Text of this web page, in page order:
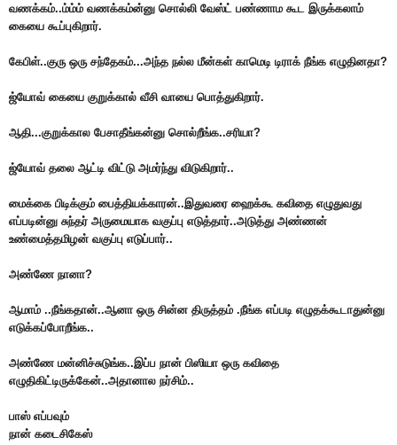
வணக்கம்..ம்ம்ம் வணக்கம்ன்னு சொல்லி வேஸ்ட் பண்ணாம கூட இருக்கலாம்
கையை கூப்புகிறார்.
கேபிள்..குரு ஒரு சந்தேகம்...அந்த நல்ல மீன்கள் காமெடி டிராக் நீங்க எழுதினதா?
ஜ்யோவ் கையை குறுக்கால் வீசி வாயை பொத்துகிறார்.
ஆதி...குறுக்கால பேசாதீங்கன்னு சொல்றீங்க..சரியா?
ஜ்யோவ் தலை ஆட்டி விட்டு அமர்ந்து விடுகிறார்..
மைக்கை பிடிக்கும் பைத்தியக்காரன்..இதுவரை ஹைக்கூ கவிதை எழுதுவது
எப்படின்னு சுந்தர் அருமையாக வகுப்பு எடுத்தார்..அடுத்து அண்ணன்
உண்மைத்தமிழன் வகுப்பு எடுப்பார்..
அண்ணே நானா?
ஆமாம் ..நீங்கதான்..ஆனா ஒரு சின்ன திருத்தம் .நீங்க எப்படி எழுதக்கூடாதுன்னு
எடுக்கப்போறீங்க..
அண்ணே மன்னிச்சுடுங்க..இப்ப நான் பிஸியா ஒரு கவிதை
எழுதிகிட்டிருக்கேன்..அதானால நர்சிம்..
பாஸ் எப்பவும்
நான் கடைசிகேஸ்